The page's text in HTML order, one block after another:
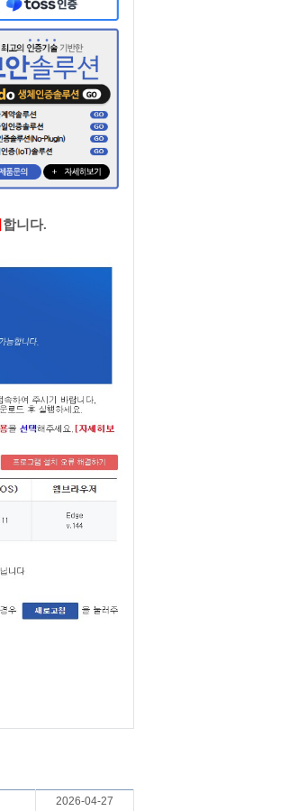
합니다.
2026-04-27